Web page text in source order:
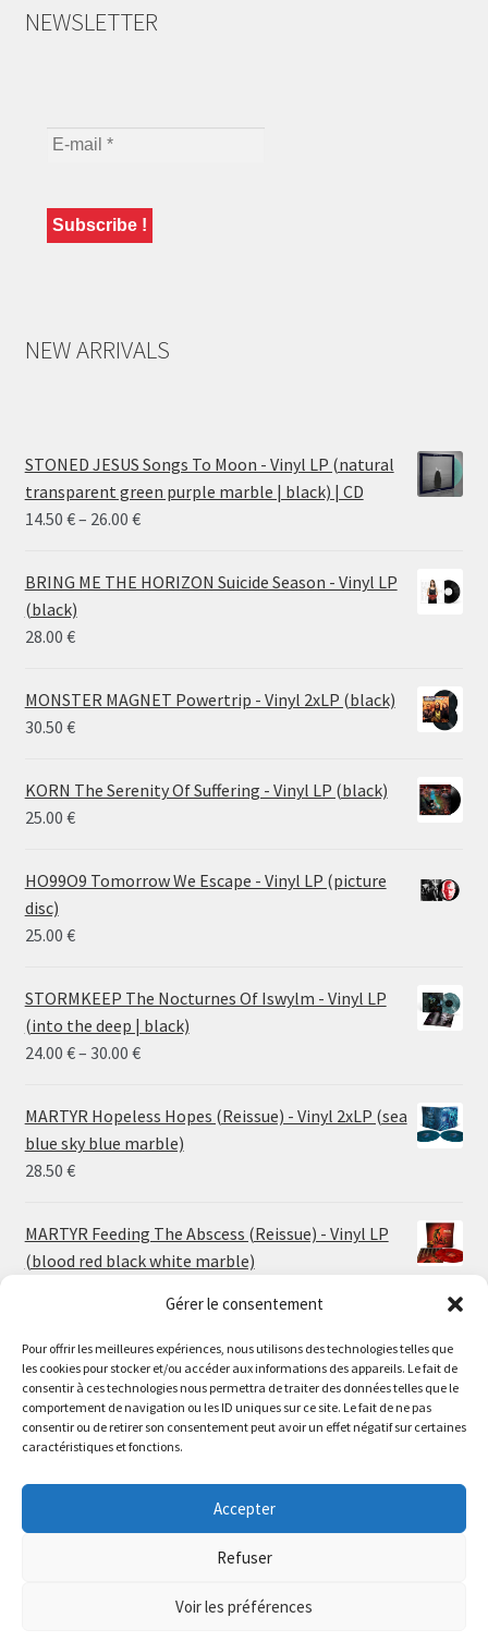
Gérer le consentement
Pour offrir les meilleures expériences, nous utilisons des technologies telles que
les cookies pour stocker et/ou accéder aux informations des appareils. Le fait de
consentir à ces technologies nous permettra de traiter des données telles que le
comportement de navigation ou les ID uniques sur ce site. Le fait de ne pas
consentir ou de retirer son consentement peut avoir un effet négatif sur certaines
caractéristiques et fonctions.
Accepter
Refuser
Voir les préférences
Le magasin de Lyon sera fermé du 30 juillet au 17 août
inclus. Les commandes seront expédiées à partir du 18
The physical record shop will be closed from july 30th to
august 17th included. Online orders will start shipping on
august 18th.
NEWSLETTER
NEW ARRIVALS
STONED JESUS Songs To Moon - Vinyl LP (natural
transparent green purple marble | black) | CD
14.50 €– 26.00 €Price
14.50 €
BRING ME THE HORIZON Suicide Season - Vinyl LP
(black)
28.00 €
MONSTER MAGNET Powertrip - Vinyl 2xLP (black)
30.50 €
KORN The Serenity Of Suffering - Vinyl LP (black)
25.00 €
HO99O9 Tomorrow We Escape - Vinyl LP (picture
disc)
25.00 €
STORMKEEP The Nocturnes Of Iswylm - Vinyl LP
(into the deep | black)
24.00 €– 30.00 €Price
24.00 €
through
30.00 €
MARTYR Hopeless Hopes (Reissue) - Vinyl 2xLP (sea
blue sky blue marble)
28.50 €
MARTYR Feeding The Abscess (Reissue) - Vinyl LP
(blood red black white marble)
MARTYR Warp Zone (Reissue) - Vinyl LP (swamp
green orange marble)
23.00€